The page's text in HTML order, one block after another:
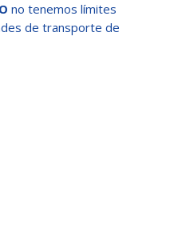
no tenemos límites
de transporte de